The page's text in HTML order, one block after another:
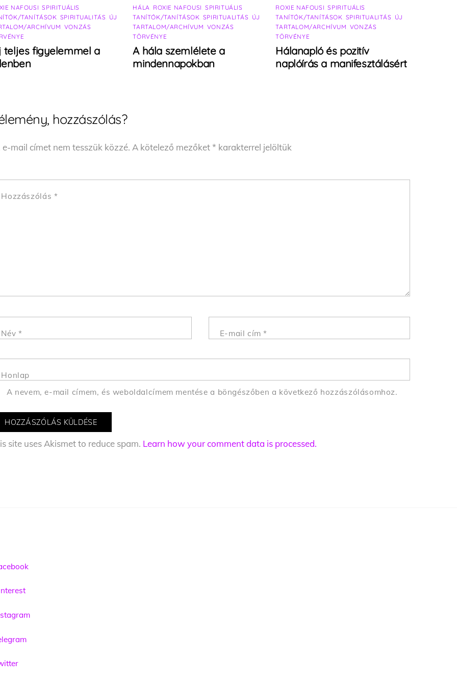
NAFOUSI ,SPIRITUÁLIS
TANÍTÁSOK SPIRITUALITÁS ÚJ
ARCHÍVUM VONZÁS
teljes figyelemmel a
HÁLA ROXIE NAFOUSI SPIRITUÁLIS
TANÍTÓK/TANÍTÁSOK SPIRITUALITÁS ÚJ
TARTALOM/ARCHÍVUM VONZÁS
TÖRVÉNYE
A hála szemlélete a
mindennapokban
ROXIE NAFOUSI ,SPIRITUÁLIS
TANÍTÓK/TANÍTÁSOK SPIRITUALITÁS ÚJ
TARTALOM/ARCHÍVUM VONZÁS
TÖRVÉNYE
Hálanapló és pozitív
naplóírás a manifesztálásért
hozzászólás?
e-mail címet nem tesszük közzé. A kötelező mezőket* karakterrel jelöltük
Hozzászólás *
Név * E-mail cím*
Honlap
A nevem, e-mail címem, és weboldalcímem mentése a böngészőben a következő hozzászólásomhoz.
site uses Akismet to reduce spam. Learn how your comment data is processed.